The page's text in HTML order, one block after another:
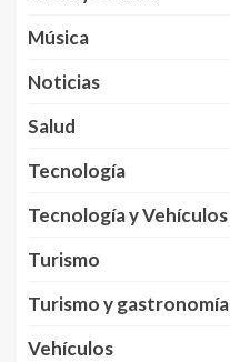
Música
Noticias
Salud
Tecnología
Tecnología y Vehículos
Turismo
Turismo y gastronomía
Vehículos